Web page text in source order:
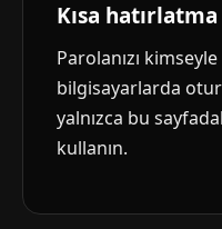
Kısa hatırlatma
Parolanızı
bilgisayarlarda
yalnızca bu
kullanın.